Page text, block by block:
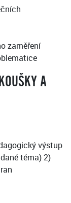
zaměření
A
výstup
téma) 2)